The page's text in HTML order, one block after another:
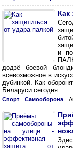
Как
и
додзё боевой
всевозможное в
дубинкой. Как
Беларуси сегодня...
Спорт Самооборона